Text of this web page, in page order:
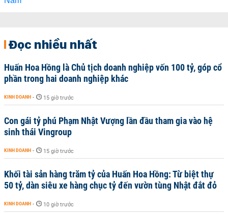
Đọc nhiều nhất
Huấn Hoa Hồng là Chủ tịch doanh nghiệp vốn 100 tỷ, góp cổ
phần trong hai doanh nghiệp khác
KINH DOANH - 15 giờ trước
Con gái tỷ phú Phạm Nhật Vượng lần đầu tham gia vào hệ
sinh thái Vingroup
KINH DOANH - 15 giờ trước
Khối tài sản hàng trăm tỷ của Huấn Hoa Hồng: Từ biệt thự
50 tỷ, dàn siêu xe hàng chục tỷ đến vườn tùng Nhật đắt đỏ
KINH DOANH - 10 giờ trước